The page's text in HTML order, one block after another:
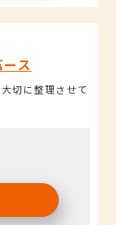
ス
切に整理させて